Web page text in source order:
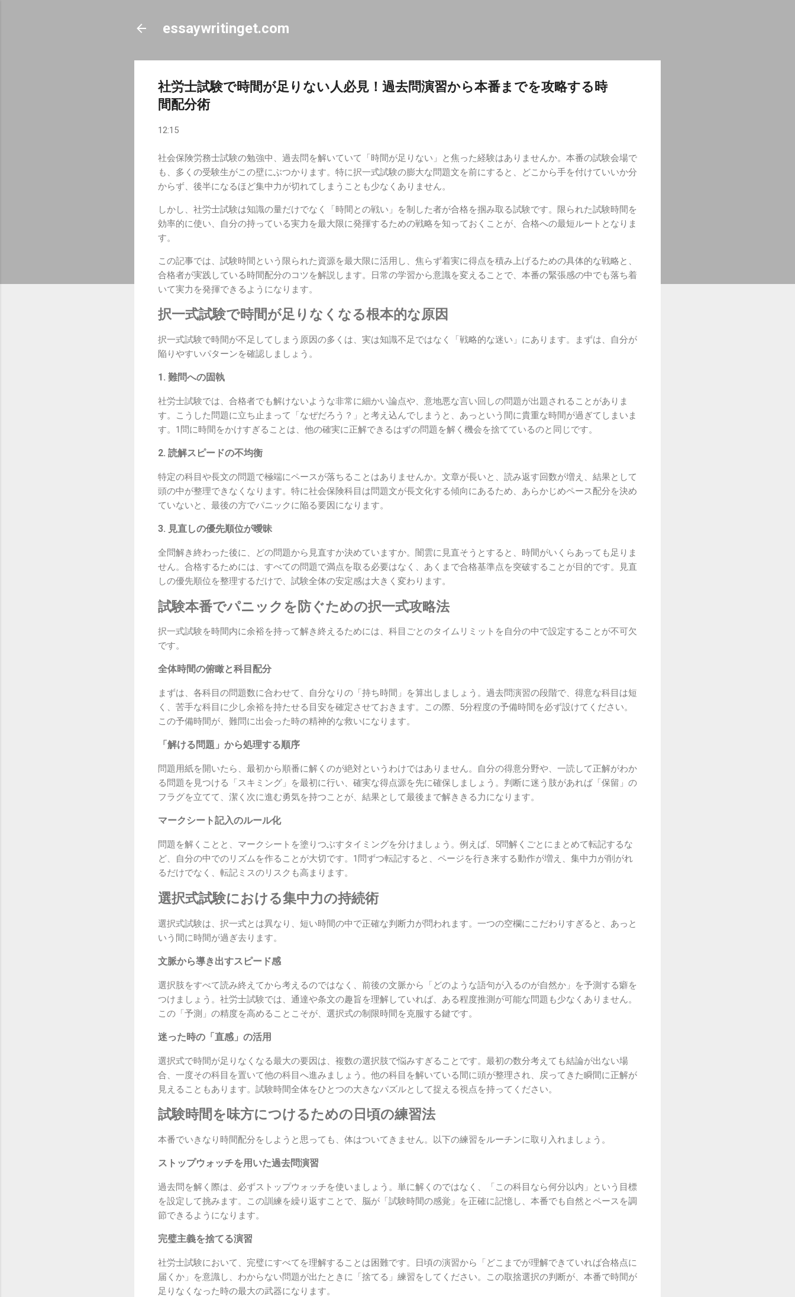
essaywritinget.com
社労士試験で時間が足りない人必見！過去問演習から本番までを攻略する時
間配分術
12:15
社会保険労務士試験の勉強中、過去問を解いていて「時間が足りない」と焦った経験はありませんか。本番の試験会場で
も、多くの受験生がこの壁にぶつかります。特に択一式試験の膨大な問題文を前にすると、どこから手を付けていいか分
からず、後半になるほど集中力が切れてしまうことも少なくありません。
しかし、社労士試験は知識の量だけでなく「時間との戦い」を制した者が合格を掴み取る試験です。限られた試験時間を
効率的に使い、自分の持っている実力を最大限に発揮するための戦略を知っておくことが、合格への最短ルートとなりま
す。
この記事では、試験時間という限られた資源を最大限に活用し、焦らず着実に得点を積み上げるための具体的な戦略と、
合格者が実践している時間配分のコツを解説します。日常の学習から意識を変えることで、本番の緊張感の中でも落ち着
いて実力を発揮できるようになります。
択一式試験で時間が足りなくなる根本的な原因
択一式試験で時間が不足してしまう原因の多くは、実は知識不足ではなく「戦略的な迷い」にあります。まずは、自分が
陥りやすいパターンを確認しましょう。
1. 難問への固執
社労士試験では、合格者でも解けないような非常に細かい論点や、意地悪な言い回しの問題が出題されることがありま
す。こうした問題に立ち止まって「なぜだろう？」と考え込んでしまうと、あっという間に貴重な時間が過ぎてしまいま
す。1問に時間をかけすぎることは、他の確実に正解できるはずの問題を解く機会を捨てているのと同じです。
2. 読解スピードの不均衡
特定の科目や長文の問題で極端にペースが落ちることはありませんか。文章が長いと、読み返す回数が増え、結果として
頭の中が整理できなくなります。特に社会保険科目は問題文が長文化する傾向にあるため、あらかじめペース配分を決め
ていないと、最後の方でパニックに陥る要因になります。
3. 見直しの優先順位が曖昧
全問解き終わった後に、どの問題から見直すか決めていますか。闇雲に見直そうとすると、時間がいくらあっても足りま
せん。合格するためには、すべての問題で満点を取る必要はなく、あくまで合格基準点を突破することが目的です。見直
しの優先順位を整理するだけで、試験全体の安定感は大きく変わります。
試験本番でパニックを防ぐための択一式攻略法
択一式試験を時間内に余裕を持って解き終えるためには、科目ごとのタイムリミットを自分の中で設定することが不可欠
です。
全体時間の俯瞰と科目配分
まずは、各科目の問題数に合わせて、自分なりの「持ち時間」を算出しましょう。過去問演習の段階で、得意な科目は短
く、苦手な科目に少し余裕を持たせる目安を確定させておきます。この際、5分程度の予備時間を必ず設けてください。
この予備時間が、難問に出会った時の精神的な救いになります。
「解ける問題」から処理する順序
問題用紙を開いたら、最初から順番に解くのが絶対というわけではありません。自分の得意分野や、一読して正解がわか
る問題を見つける「スキミング」を最初に行い、確実な得点源を先に確保しましょう。判断に迷う肢があれば「保留」の
フラグを立てて、潔く次に進む勇気を持つことが、結果として最後まで解ききる力になります。
マークシート記入のルール化
問題を解くことと、マークシートを塗りつぶすタイミングを分けましょう。例えば、5問解くごとにまとめて転記するな
ど、自分の中でのリズムを作ることが大切です。1問ずつ転記すると、ページを行き来する動作が増え、集中力が削がれ
るだけでなく、転記ミスのリスクも高まります。
選択式試験における集中力の持続術
選択式試験は、択一式とは異なり、短い時間の中で正確な判断力が問われます。一つの空欄にこだわりすぎると、あっと
いう間に時間が過ぎ去ります。
文脈から導き出すスピード感
選択肢をすべて読み終えてから考えるのではなく、前後の文脈から「どのような語句が入るのが自然か」を予測する癖を
つけましょう。社労士試験では、通達や条文の趣旨を理解していれば、ある程度推測が可能な問題も少なくありません。
この「予測」の精度を高めることこそが、選択式の制限時間を克服する鍵です。
迷った時の「直感」の活用
選択式で時間が足りなくなる最大の要因は、複数の選択肢で悩みすぎることです。最初の数分考えても結論が出ない場
合、一度その科目を置いて他の科目へ進みましょう。他の科目を解いている間に頭が整理され、戻ってきた瞬間に正解が
見えることもあります。試験時間全体をひとつの大きなパズルとして捉える視点を持ってください。
試験時間を味方につけるための日頃の練習法
本番でいきなり時間配分をしようと思っても、体はついてきません。以下の練習をルーチンに取り入れましょう。
ストップウォッチを用いた過去問演習
過去問を解く際は、必ずストップウォッチを使いましょう。単に解くのではなく、「この科目なら何分以内」という目標
を設定して挑みます。この訓練を繰り返すことで、脳が「試験時間の感覚」を正確に記憶し、本番でも自然とペースを調
節できるようになります。
完璧主義を捨てる演習
社労士試験において、完璧にすべてを理解することは困難です。日頃の演習から「どこまでが理解できていれば合格点に
届くか」を意識し、わからない問題が出たときに「捨てる」練習をしてください。この取捨選択の判断が、本番で時間が
足りなくなった時の最大の武器になります。